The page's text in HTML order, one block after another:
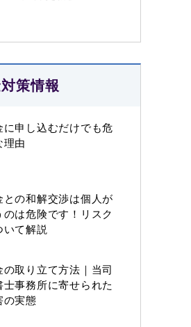
策情報
に申し込むだけでも危
理由
との和解交渉は個人が
のは危険です！リスク
いて解説
の取り立て方法｜当司
士事務所に寄せられた
の実態